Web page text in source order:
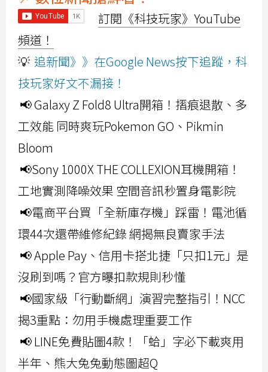
訂閱《科技玩家》YouTube
頻道！
💡 追新聞》》在Google News按下追蹤，科
技玩家好文不漏接！
📢 Galaxy Z Fold8 Ultra開箱！摺痕退散、多
工效能 同時爽玩Pokemon GO、Pikmin
Bloom
📢Sony 1000X THE COLLEXION耳機開箱！
工地實測降噪效果 空間音訊秒置身電影院
📢電商平台買「全新庫存機」踩雷！電池循
環44次還帶維修紀錄 網揭無良賣家手法
📢 Apple Pay、信用卡搭北捷「只扣1元」是
沒刷到嗎？官方曝扣款規則秒懂
📢國家級「行動斷網」演習完整指引！NCC
揭3重點：勿用手機處理重要工作
📢 LINE免費貼圖4款！「蛤」字必下載爽用
半年、熊大兔兔動態圖超Q